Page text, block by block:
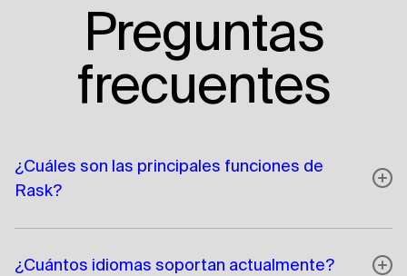
Preguntas
frecuentes
¿Cuáles son las principales funciones de
Rask?
¿Cuántos idiomas soportan actualmente?